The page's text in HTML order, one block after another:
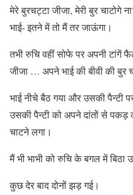
मेरे बुरचट्टा जीजा, मेरी बुर चाटोगे
भाई- इतने में तो मैं तर जाऊंगा।
तभी रुचि वहीं सोफे पर अपनी टांगें
जीजा … अपने भाई की बीवी की बुर
भाई नीचे बैठ गया और उसकी पैन्टी
उसकी पैन्टी को अपने दांतों से
चाटने लगा।
मैं भी भाभी को रुचि के बगल में बिठा
कुछ देर बाद दोनों झड़ गई।